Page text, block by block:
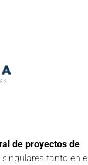
de proyectos de
tanto en el